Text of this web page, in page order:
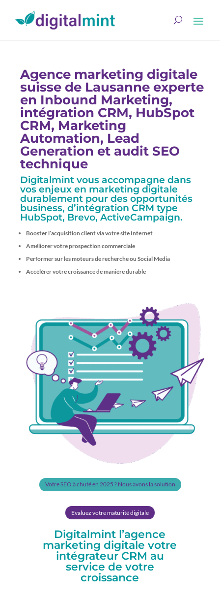
Agence marketing digitale
suisse de Lausanne experte
en Inbound Marketing,
intégration CRM, HubSpot
CRM, Marketing
Automation, Lead
Generation et audit SEO
technique
Digitalmint vous accompagne dans
vos enjeux en marketing digitale
durablement pour des opportunités
business, d’intégration CRM type
HubSpot, Brevo, ActiveCampaign.
Booster l’acquisition client via votre site Internet
Améliorer votre prospection commerciale
Performer sur les moteurs de recherche ou Social Media
Accélérer votre croissance de manière durable
Votre SEO à chuté en 2025 ? Nous avons la solution
Evaluez votre maturité digitale
Digitalmint l’agence
marketing digitale votre
intégrateur CRM au
service de votre
croissance